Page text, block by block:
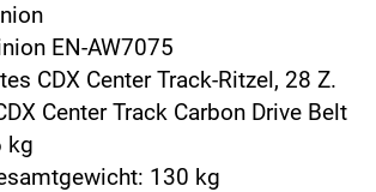
EN-AW7075
CDX Center Track-Ritzel, 28 Z.
Center Track Carbon Drive Belt
kg
130 kg